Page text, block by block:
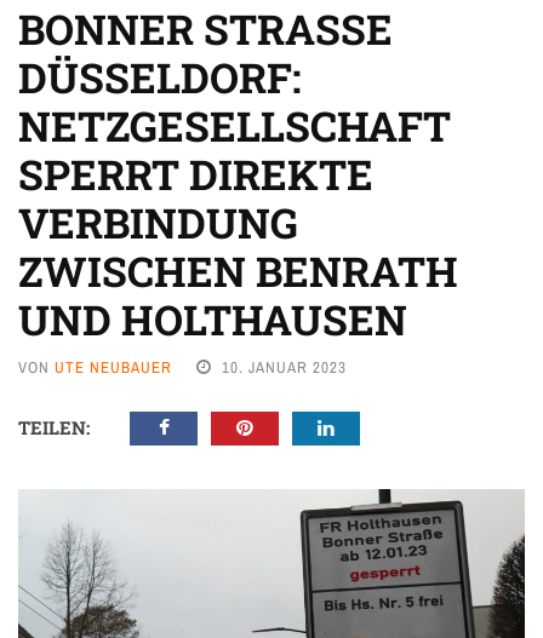
BONNER STRASSE D
ÜSSELDORF: N
ETZGESELLSCHAFT S
PERRT DIREKTE V
ERBINDUNG Z
WISCHEN BENRATH U
ND HOLTHAUSEN
VON UTE NEUBAUER 10. JANUAR 2023
TEILEN: